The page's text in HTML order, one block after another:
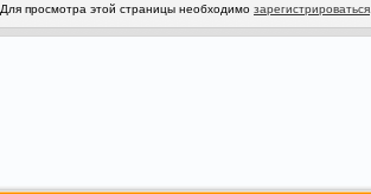
Для просмотра этой страницы необходимо зарегистрироваться